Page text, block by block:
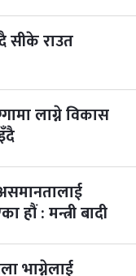
सीके राउत
लाग्ने विकास
हौं : मन्त्री बादी
भाग्नेलाई